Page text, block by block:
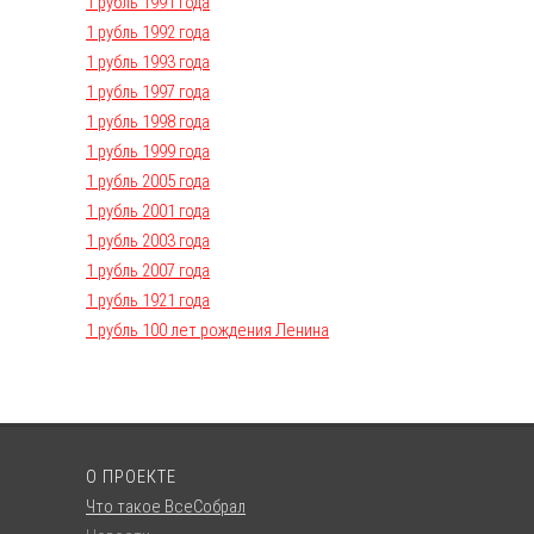
1 рубль 1992 года
1 рубль 1993 года
1 рубль 1997 года
1 рубль 1998 года
1 рубль 1999 года
1 рубль 2005 года
1 рубль 2001 года
1 рубль 2003 года
1 рубль 2007 года
1 рубль 1921 года
1 рубль 100 лет рождения Ленина
О ПРОЕКТЕ
Что такое ВсеСобрал